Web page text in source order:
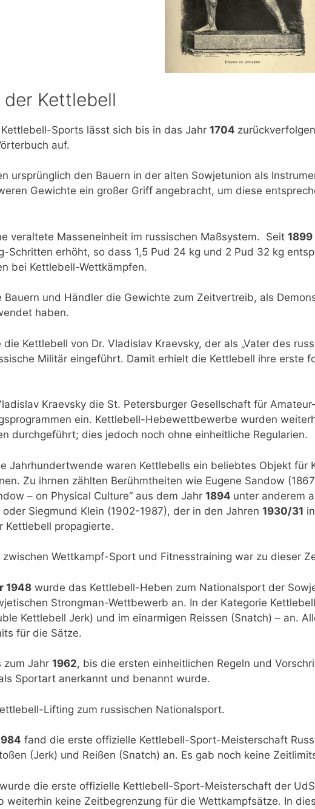
Kettlebell
Sports lässt sich bis in das Jahr 1704
auf.
ursprünglich den Bauern in der alten Sowjetunion als
Gewichte ein großer Griff angebracht, um diese
veraltete Masseneinheit im russischen Maßsystem. Seit 1899
Schritten erhöht, so dass 1,5 Pud 24 kg und 2 Pud 32 kg
bei Kettlebell-Wettkämpfen.
Bauern und Händler die Gewichte zum Zeitvertreib, als
haben.
die Kettlebell von Dr. Vladislav Kraevsky, der als „Vater des
Militär eingeführt. Damit erhielt die Kettlebell ihre erste
Kraevsky die St. Petersburger Gesellschaft für
ein. Kettlebell-Hebewettbewerbe wurden
durchgeführt; dies jedoch noch ohne einheitliche Regularien.
Jahrhundertwende waren Kettlebells ein beliebtes Objekt für
Zu ihrnen zählten Berühmtheiten wie Eugene Sandow
– on Physical Culture“ aus dem Jahr 1894 unter anderem
Siegmund Klein (1902-1987), der in den Jahren 1930/31
Kettlebell propagierte.
zwischen Wettkampf-Sport und Fitnesstraining war zu dieser
1948 wurde das Kettlebell-Heben zum Nationalsport der
Strongman-Wettbewerb an. In der Kategorie
Kettlebell Jerk) und im einarmigen Reissen (Snatch) – an.
für die Sätze.
zum Jahr 1962, bis die ersten einheitlichen Regeln und
Sportart anerkannt und benannt wurde.
Lifting zum russischen Nationalsport.
fand die erste offizielle Kettlebell-Sport-Meisterschaft
(Jerk) und Reißen (Snatch) an. Es gab noch keine
wurde die erste offizielle Kettlebell-Sport-Meisterschaft der
weiterhin keine Zeitbegrenzung für die Wettkampfsätze. In